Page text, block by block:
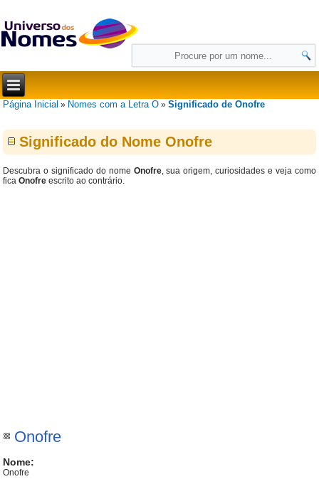
Página Inicial » Nomes com a Letra O »Significado de Onofre
Significado do Nome Onofre
Descubra o significado do nome Onofre, sua origem, curiosidades e veja como
ficaOnofre escrito ao contrário.
Onofre
Nome:
Onofre